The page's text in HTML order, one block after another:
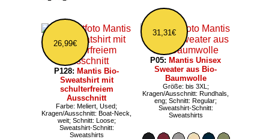
26,99€
P128: Mantis Bio-
Sweatshirt mit
schulterfreiem
Ausschnitt
Farbe: Meliert, Used;
Kragen/Ausschnitt: Boat-Neck,
weit; Schnitt: Loose;
Sweatshirt-Schnitt:
Sweatshirts
31,31€
P05: Mantis Unisex
Sweater aus Bio-
Baumwolle
Größe: bis 3XL;
Kragen/Ausschnitt: Rundhals,
eng; Schnitt: Regular;
Sweatshirt-Schnitt:
Sweatshirts